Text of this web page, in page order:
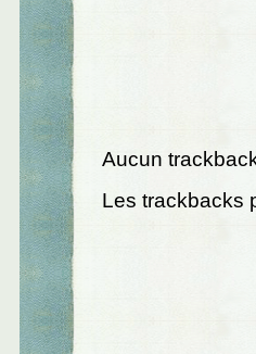
Aucun
Les trackbacks